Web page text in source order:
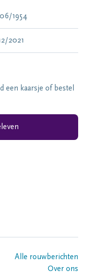
1954
2021
een kaarsje of bestel
Alle rouwberichten
Over ons